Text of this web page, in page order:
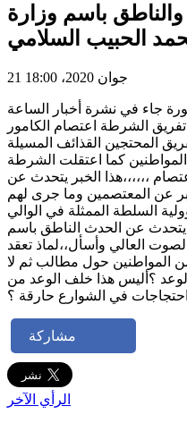
باسم وزارة
الحبيب السلامي
21 جوان 2020، 18:00
جاء في نشرة أخبار الساعة
الشرطة اعتصام الكامور
المحتجين القذائف المسيلة
كما اعتقلت الشرطة
،،،،،،هذا الخبر يتحدث عن
عن المعتصمين وما جرى لهم
السلطة الممثلة في الوالي
يتحدث عن الحدث الناطق باسم
العالي وأسأل،،لماذ تعقد
المواطنين حول مطالب ثم لا
؟أليس هذا خلف الوعد من
في الشوارع حارقة ؟
مشاركة
الرأي الآخر